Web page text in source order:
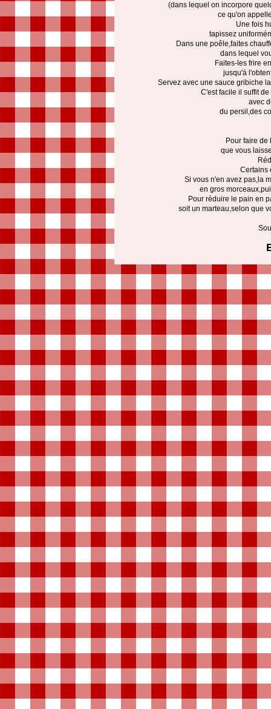
(dans lequel on incorpore
ce qu'on
Une fois
tapissez
Dans une poêle,faites
dans lequel
Faites-les frire
jusqu'à
Servez avec une sauce gribiche
C'est facile il suffit
avec
du persil,des
Pour faire
que vous
Certains
Si vous n'en avez pas,la
en gros
Pour réduire le pain en
soit un marteau,selon que